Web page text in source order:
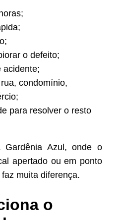
o defeito;
acidente;
condomínio,
para resolver o resto
Azul, onde o
apertado ou em ponto
muita diferença.
o